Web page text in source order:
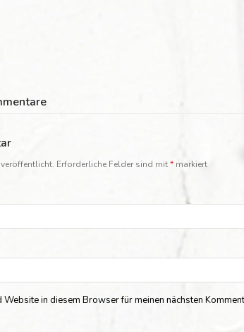
Erforderliche Felder sind mit* markiert
in diesem Browser für meinen nächsten